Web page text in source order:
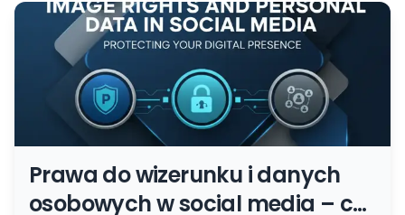
Prawa do wizerunku i danych
osobowych w social media – co